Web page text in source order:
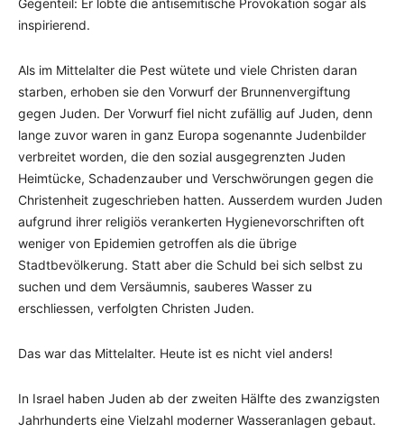
Gegenteil: Er lobte die antisemitische Provokation sogar als
inspirierend.
Als im Mittelalter die Pest wütete und viele Christen daran
starben, erhoben sie den Vorwurf der Brunnenvergiftung
gegen Juden. Der Vorwurf fiel nicht zufällig auf Juden, denn
lange zuvor waren in ganz Europa sogenannte Judenbilder
verbreitet worden, die den sozial ausgegrenzten Juden
Heimtücke, Schadenzauber und Verschwörungen gegen die
Christenheit zugeschrieben hatten. Ausserdem wurden Juden
aufgrund ihrer religiös verankerten Hygienevorschriften oft
weniger von Epidemien getroffen als die übrige
Stadtbevölkerung. Statt aber die Schuld bei sich selbst zu
suchen und dem Versäumnis, sauberes Wasser zu
erschliessen, verfolgten Christen Juden.
Das war das Mittelalter. Heute ist es nicht viel anders!
In Israel haben Juden ab der zweiten Hälfte des zwanzigsten
Jahrhunderts eine Vielzahl moderner Wasseranlagen gebaut.